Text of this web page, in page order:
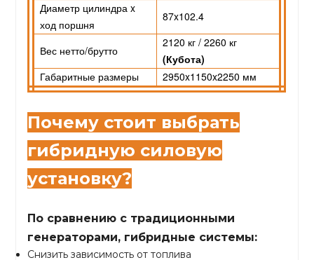
Диаметр цилиндра x
ход поршня
87x102.4
Вес нетто/брутто
2120 кг / 2260 кг
(Кубота)
Габаритные размеры
2950x1150x2250 мм
Почему стоит выбрать
гибридную силовую
установку?
По сравнению с традиционными
генераторами, гибридные системы:
Снизить зависимость от топлива